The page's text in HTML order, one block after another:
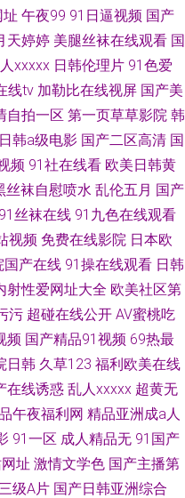
午夜99 91日逼视频 国产
天婷婷 美腿丝袜在线观看 国
xxxxx 日韩伦理片 91色爱
线tv 加勒比在线视屏 国产美
自拍一区 第一页草草影院 韩
日韩a级电影 国产二区高清 国
频 91社在线看 欧美日韩黄
丝袜自慰喷水 乱伦五月 国产
91丝袜在线 91九色在线观看
视频 免费在线影院 日本欧
国产在线 91操在线观看 日韩
射性爱网址大全 欧美社区第
污 超碰在线公开 AV蜜桃吃
频 国产精品91视频 69热最
日韩 久草123 福利欧美在线
在线诱惑 乱人xxxxx 超黄无
午夜福利网 精品亚洲成a人
91一区 成人精品无 91国产
址 激情文学色 国产主播第
级A片 国产日韩亚洲综合